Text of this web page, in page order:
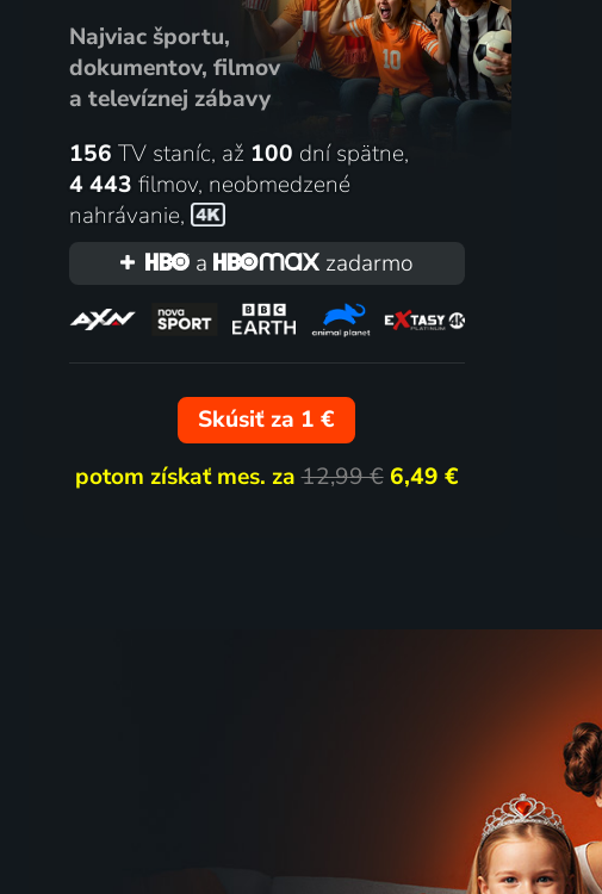
Najviac športu,
dokumentov, filmov
a televíznej zábavy
156 TV staníc, až 100 dní spätne,
4 443 filmov, neobmedzené
nahrávanie,
a
zadarmo
Skúsiť za 1 €
potom získať mes. za12,99 € 6,49 €